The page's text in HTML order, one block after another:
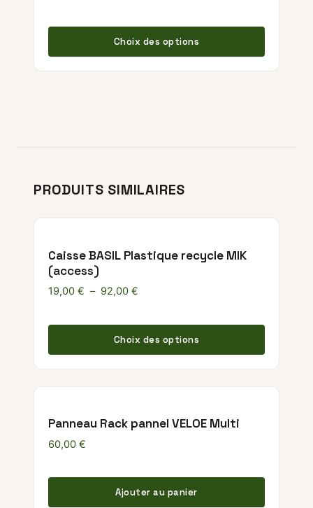
Choix des options
Ce
PRODUITS SIMILAIRES
Caisse BASIL Plastique recycle MIK
(access)
19,00 € – 92,00 €
Choix des options
Ce
Panneau Rack pannel VELOE Multi
60,00 €
Ajouter au panier